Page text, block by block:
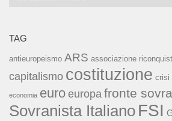
TAG
antieuropeismo ARS associazione
capitalismo costituzione crisi
economia euro europa fronte
Sovranista Italiano FSI